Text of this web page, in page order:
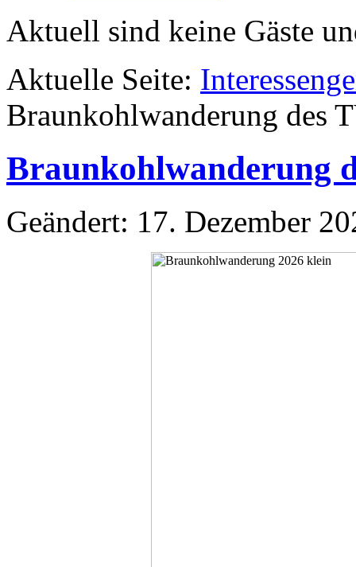
Aktuell sind keine Gäste
Aktuelle Seite:
Braunkohlwanderung des
Braunkohlwanderung
Geändert: 17. Dezember